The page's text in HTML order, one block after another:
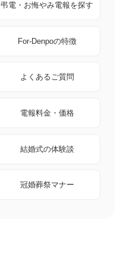
弔電・お悔やみ電報を探す
For-Denpoの特徴
よくあるご質問
電報料金・価格
結婚式の体験談
冠婚葬祭マナー